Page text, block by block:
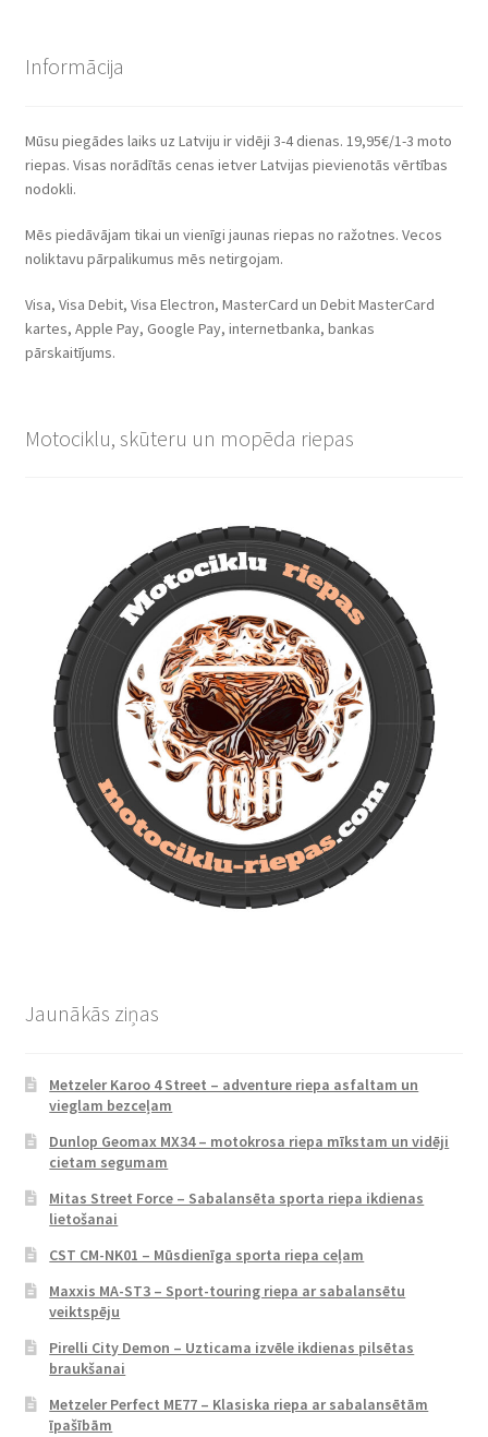
Informācija
Mūsu piegādes laiks uz Latviju ir vidēji 3-4 dienas. 19,95€/1-3 moto
riepas. Visas norādītās cenas ietver Latvijas pievienotās vērtības
nodokli.
Mēs piedāvājam tikai un vienīgi jaunas riepas no ražotnes. Vecos
noliktavu pārpalikumus mēs netirgojam.
Visa, Visa Debit, Visa Electron, MasterCard un Debit MasterCard
kartes, Apple Pay, Google Pay, internetbanka, bankas
pārskaitījums.
Motociklu, skūteru un mopēda riepas
Jaunākās ziņas
Metzeler Karoo 4 Street – adventure riepa asfaltam un
vieglam bezceļam
Dunlop Geomax MX34 – motokrosa riepa mīkstam un vidēji
cietam segumam
Mitas Street Force – Sabalansēta sporta riepa ikdienas
lietošanai
CST CM-NK01 – Mūsdienīga sporta riepa ceļam
Maxxis MA-ST3 – Sport-touring riepa ar sabalansētu
veiktspēju
Pirelli City Demon – Uzticama izvēle ikdienas pilsētas
braukšanai
Metzeler Perfect ME77 – Klasiska riepa ar sabalansētām
īpašībām